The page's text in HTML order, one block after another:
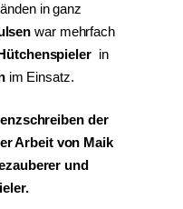
in ganz
war mehrfach
in
im Einsatz.
der
Arbeit von Maik
und